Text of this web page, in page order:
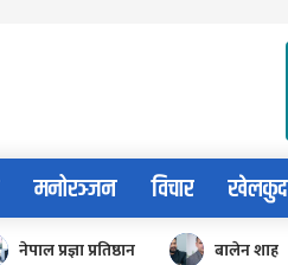
मनोरञ्जन विचार खेलकुद
नेपाल प्रज्ञा प्रतिष्ठान बालेन शाह